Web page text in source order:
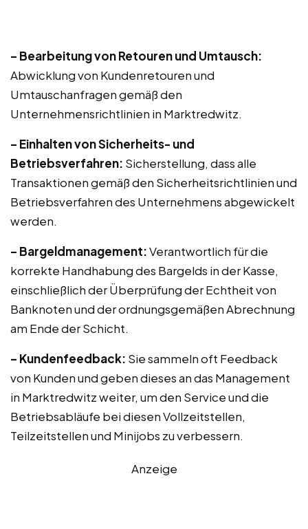
– Bearbeitung von Retouren und Umtausch:
Abwicklung von Kundenretouren und
Umtauschanfragen gemäß den
Unternehmensrichtlinien in Marktredwitz.
– Einhalten von Sicherheits- und
Betriebsverfahren: Sicherstellung, dass alle
Transaktionen gemäß den Sicherheitsrichtlinien und
Betriebsverfahren des Unternehmens abgewickelt
werden.
– Bargeldmanagement:Verantwortlich für die
korrekte Handhabung des Bargelds in der Kasse,
einschließlich der Überprüfung der Echtheit von
Banknoten und der ordnungsgemäßen Abrechnung
am Ende der Schicht.
– Kundenfeedback: Sie sammeln oft Feedback
von Kunden und geben dieses an das Management
in Marktredwitz weiter, um den Service und die
Betriebsabläufe bei diesen Vollzeitstellen,
Teilzeitstellen und Minijobs zu verbessern.
Anzeige